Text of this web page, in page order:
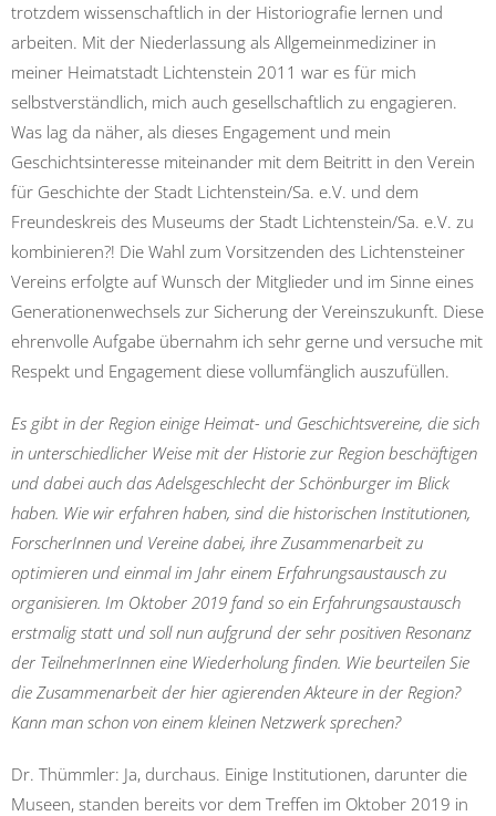
trotzdem wissenschaftlich in der Historiografie lernen und
arbeiten. Mit der Niederlassung als Allgemeinmediziner in
meiner Heimatstadt Lichtenstein 2011 war es für mich
selbstverständlich, mich auch gesellschaftlich zu engagieren.
Was lag da näher, als dieses Engagement und mein
Geschichtsinteresse miteinander mit dem Beitritt in den Verein
für Geschichte der Stadt Lichtenstein/Sa. e.V. und dem
Freundeskreis des Museums der Stadt Lichtenstein/Sa. e.V. zu
kombinieren?! Die Wahl zum Vorsitzenden des Lichtensteiner
Vereins erfolgte auf Wunsch der Mitglieder und im Sinne eines
Generationenwechsels zur Sicherung der Vereinszukunft. Diese
ehrenvolle Aufgabe übernahm ich sehr gerne und versuche mit
Respekt und Engagement diese vollumfänglich auszufüllen.
Es gibt in der Region einige Heimat- und Geschichtsvereine, die sich
in unterschiedlicher Weise mit der Historie zur Region beschäftigen
und dabei auch das Adelsgeschlecht der Schönburger im Blick
haben. Wie wir erfahren haben, sind die historischen Institutionen,
ForscherInnen und Vereine dabei, ihre Zusammenarbeit zu
optimieren und einmal im Jahr einem Erfahrungsaustausch zu
organisieren. Im Oktober 2019 fand so ein Erfahrungsaustausch
erstmalig statt und soll nun aufgrund der sehr positiven Resonanz
der TeilnehmerInnen eine Wiederholung finden. Wie beurteilen Sie
die Zusammenarbeit der hier agierenden Akteure in der Region?
Kann man schon von einem kleinen Netzwerk sprechen?
Dr. Thümmler: Ja, durchaus. Einige Institutionen, darunter die
Museen, standen bereits vor dem Treffen im Oktober 2019 in